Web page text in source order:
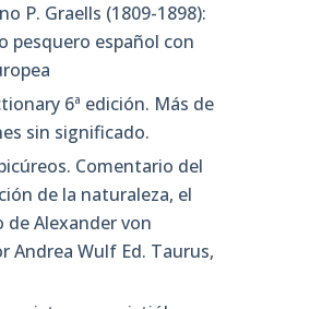
P. Graells (1809-1898):
pesquero español con
6ª edición. Más de
sin significado.
Comentario del
de la naturaleza, el
de Alexander von
Andrea Wulf Ed. Taurus,